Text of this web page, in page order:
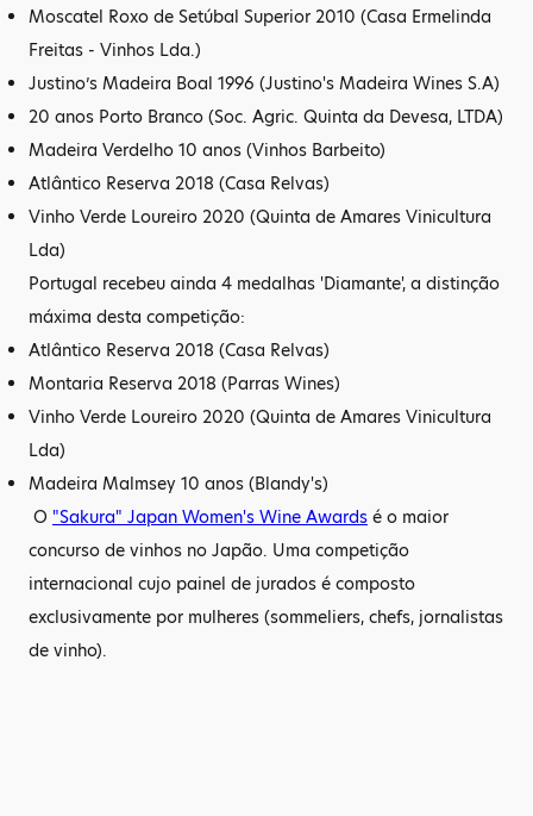
Moscatel Roxo de Setúbal Superior 2010 (Casa Ermelinda
Freitas - Vinhos Lda.)
Justino’s Madeira Boal 1996 (Justino's Madeira Wines S.A)
20 anos Porto Branco (Soc. Agric. Quinta da Devesa, LTDA)
Madeira Verdelho 10 anos (Vinhos Barbeito)
Atlântico Reserva 2018 (Casa Relvas)
Vinho Verde Loureiro 2020 (Quinta de Amares Vinicultura
Lda)
Portugal recebeu ainda 4 medalhas 'Diamante', a distinção
máxima desta competição:
Atlântico Reserva 2018 (Casa Relvas)
Montaria Reserva 2018 (Parras Wines)
Vinho Verde Loureiro 2020 (Quinta de Amares Vinicultura
Lda)
Madeira Malmsey 10 anos (Blandy's)
O "Sakura" Japan Women's Wine Awards é o maior
concurso de vinhos no Japão. Uma competição
internacional cujo painel de jurados é composto
exclusivamente por mulheres (sommeliers, chefs, jornalistas
de vinho).